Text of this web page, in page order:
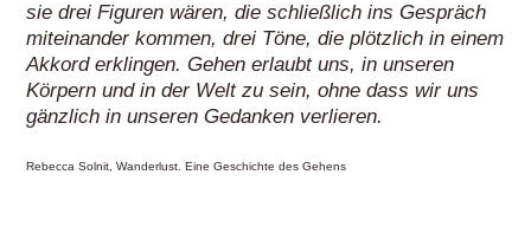
sie drei Figuren wären, die schließlich ins Gespräch
miteinander kommen, drei Töne, die plötzlich in einem
Akkord erklingen. Gehen erlaubt uns, in unseren
Körpern und in der Welt zu sein, ohne dass wir uns
gänzlich in unseren Gedanken verlieren.
Rebecca Solnit, Wanderlust. Eine Geschichte des Gehens